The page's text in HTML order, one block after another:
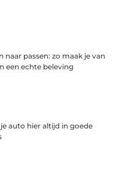
naar passen: zo maak je van
een echte beleving
auto hier altijd in goede